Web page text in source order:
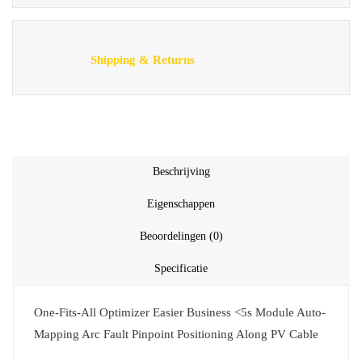
Shipping & Returns
Beschrijving
Eigenschappen
Beoordelingen (0)
Specificatie
One-Fits-All Optimizer Easier Business <5s Module Auto-
Mapping Arc Fault Pinpoint Positioning Along PV Cable